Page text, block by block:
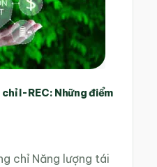
I-REC: Những điểm
chỉ Năng lượng tái